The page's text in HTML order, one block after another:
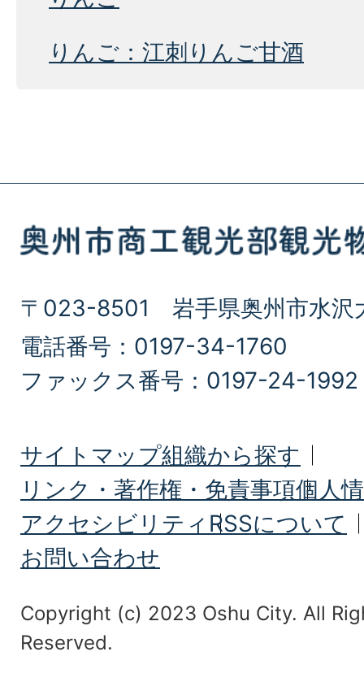
りんご：江刺りんご甘酒
〒023-8501 岩手県奥州市水沢
電話番号：0197-34-1760
ファックス番号：0197-24-1992
サイトマップ組織から探す
リンク・著作権・免責事項個人
アクセシビリティ RSSについて
お問い合わせ
Copyright (c) 2023 Oshu City. All
Reserved.